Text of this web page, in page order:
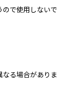
ので使用しないで
る場合がありま